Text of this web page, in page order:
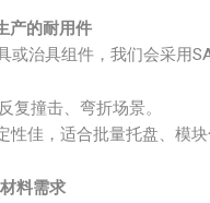
产的耐用件
或治具组件，我们会采用
复撞击、弯折场景。
性佳，适合批量托盘、模
料需求